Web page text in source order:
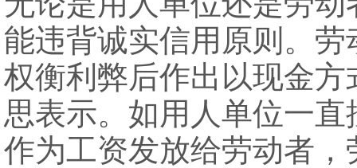
能违背诚实信用原则。
权衡利弊后作出以现金
思表示。如用人单位一
作为工资发放给劳动者